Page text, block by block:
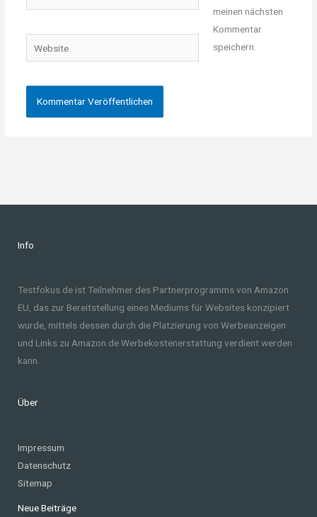
Mail-
Website
meinen nächsten
Kommentar
speichern.
Info
Testfokus.de ist Teilnehmer des Partnerprogramms von Amazon
EU, das zur Bereitstellung eines Mediums für Websites konzipiert
wurde, mittels dessen durch die Platzierung von Werbeanzeigen
und Links zu Amazon.de Werbekostenerstattung verdient werden
kann.
Über
Impressum
Datenschutz
Sitemap
Neue Beiträge